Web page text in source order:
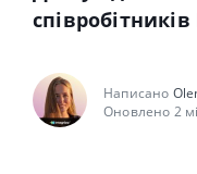
Написано
Оновлено 2